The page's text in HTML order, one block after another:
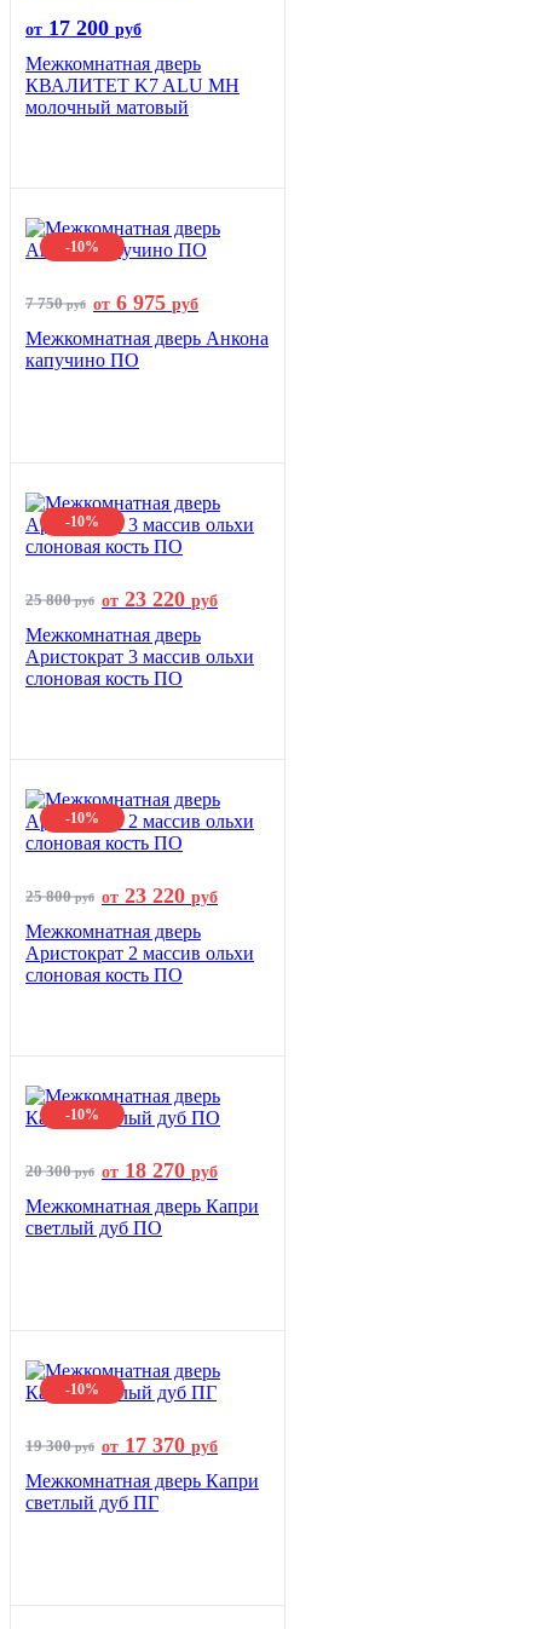
от 17 200 руб
Межкомнатная дверь
КВАЛИТЕТ K7 ALU MH
молочный матовый
-10%
7 750руб от 6 975 руб
Межкомнатная дверь Анкона
капучино ПО
-10%
25 800руб от 23 220 руб
Межкомнатная дверь
Аристократ 3 массив ольхи
слоновая кость ПО
-10%
25 800руб от 23 220 руб
Межкомнатная дверь
Аристократ 2 массив ольхи
слоновая кость ПО
-10%
20 300руб от 18 270 руб
Межкомнатная дверь Капри
светлый дуб ПО
-10%
19 300руб от 17 370 руб
Межкомнатная дверь Капри
светлый дуб ПГ